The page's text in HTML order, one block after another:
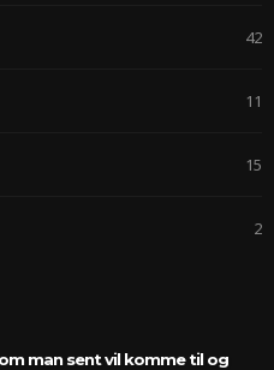
42
11
15
2
man sent vil komme til og